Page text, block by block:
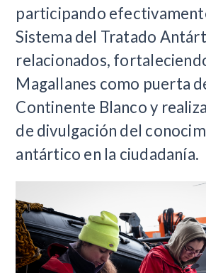
participando
Sistema del Tratado
relacionados,
Magallanes como puerta
Continente Blanco y
de divulgación del
antártico en la ciudadanía.